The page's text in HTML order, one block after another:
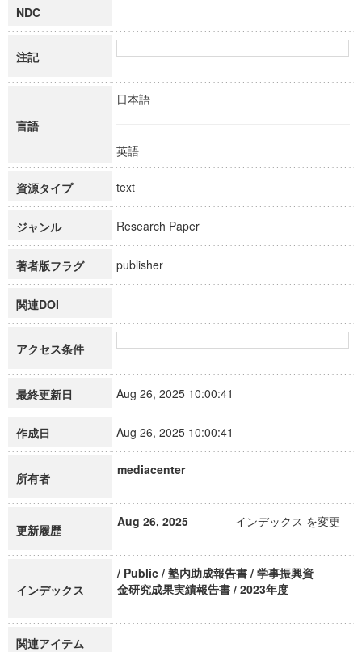
NDC
注記
言語
日本語
英語
資源タイプ text
ジャンル Research Paper
著者版フラグ publisher
関連DOI
アクセス条件
最終更新日 Aug 26, 2025 10:00:41
作成日 Aug 26, 2025 10:00:41
所有者
mediacenter
更新履歴
Aug 26, 2025 インデックス を変更
インデックス
/ Public / 塾内助成報告書 / 学事振興資
金研究成果実績報告書 / 2023年度
関連アイテム